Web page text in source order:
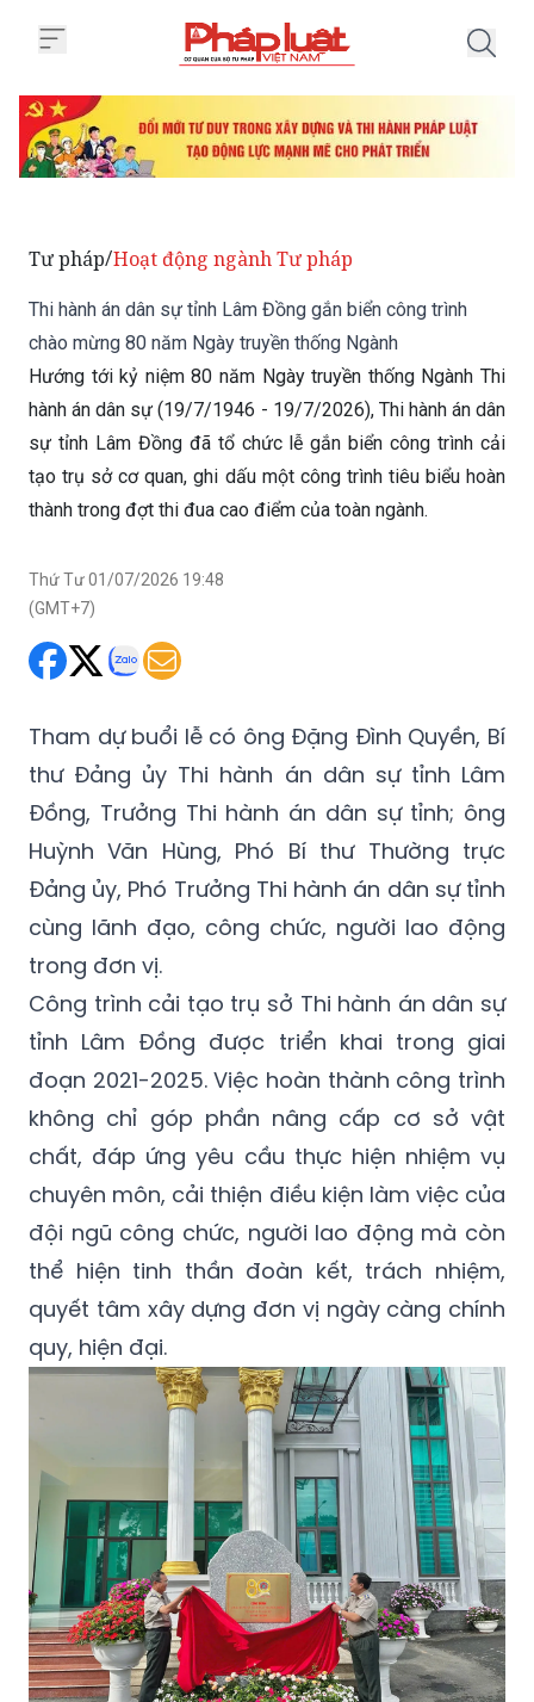
Tư pháp/Hoạt động ngành Tư pháp
Thi hành án dân sự tỉnh Lâm Đồng gắn biển công trình
chào mừng 80 năm Ngày truyền thống Ngành
Hướng tới kỷ niệm 80 năm Ngày truyền thống Ngành Thi
hành án dân sự (19/7/1946 - 19/7/2026), Thi hành án dân
sự tỉnh Lâm Đồng đã tổ chức lễ gắn biển công trình cải
tạo trụ sở cơ quan, ghi dấu một công trình tiêu biểu hoàn
thành trong đợt thi đua cao điểm của toàn ngành.
Thứ Tư 01/07/2026 19:48
(GMT+7)
Tham dự buổi lễ có ông Đặng Đình Quyền, Bí
thư Đảng ủy Thi hành án dân sự tỉnh Lâm
Đồng, Trưởng Thi hành án dân sự tỉnh; ông
Huỳnh Văn Hùng, Phó Bí thư Thường trực
Đảng ủy, Phó Trưởng Thi hành án dân sự tỉnh
cùng lãnh đạo, công chức, người lao động
trong đơn vị.
Công trình cải tạo trụ sở Thi hành án dân sự
tỉnh Lâm Đồng được triển khai trong giai
đoạn 2021-2025. Việc hoàn thành công trình
không chỉ góp phần nâng cấp cơ sở vật
chất, đáp ứng yêu cầu thực hiện nhiệm vụ
chuyên môn, cải thiện điều kiện làm việc của
đội ngũ công chức, người lao động mà còn
thể hiện tinh thần đoàn kết, trách nhiệm,
quyết tâm xây dựng đơn vị ngày càng chính
quy, hiện đại.